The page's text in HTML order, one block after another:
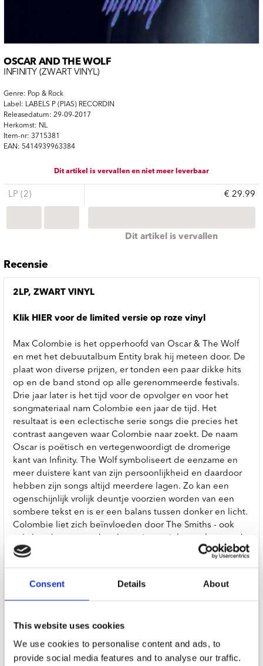
Consent Details About
This website uses cookies
We use cookies to personalise content and ads, to
provide social media features and to analyse our traffic.
OSCAR AND THE WOLF
INFINITY (ZWART VINYL)
Genre: Pop & Rock
Label: LABELS P (PIAS) RECORDIN
Releasedatum: 29-09-2017
Herkomst: NL
Item-nr: 3715381
EAN: 5414939963384
Dit artikel is vervallen en niet meer leverbaar
LP (2) € 29.99
Dit artikel is vervallen
Recensie
2LP, ZWART VINYL
Klik HIER voor de limited versie op roze vinyl
Max Colombie is het opperhoofd van Oscar & The Wolf
en met het debuutalbum Entity brak hij meteen door. De
plaat won diverse prijzen, er tonden een paar dikke hits
op en de band stond op alle gerenommeerde festivals.
Drie jaar later is het tijd voor de opvolger en voor het
songmateriaal nam Colombie een jaar de tijd. Het
resultaat is een eclectische serie songs die precies het
contrast aangeven waar Colombie naar zoekt. De naam
Oscar is poëtisch en vertegenwoordigt de dromerige
kant van Infinity. The Wolf symboliseert de eenzame en
meer duistere kant van zijn persoonlijkheid en daardoor
hebben zijn songs altijd meerdere lagen. Zo kan een
ogenschijnlijk vrolijk deuntje voorzien worden van een
sombere tekst en is er een balans tussen donker en licht.
Colombie liet zich beïnvloeden door The Smiths - ook
zo’n band met meerdere lagen in muziek en tekst - en de
door electropop noir met een flinke vleug R 'n B.
intrigeren. Naar verluid heeft Colombie een dramatisch
jaar achter de rug en dat gevoel heeft hij geprobeerd te
van de band en dat mag met nadruk een
kwaliteitsstempel zijn. En met Infinity zet de band een
grote stap vooruit.